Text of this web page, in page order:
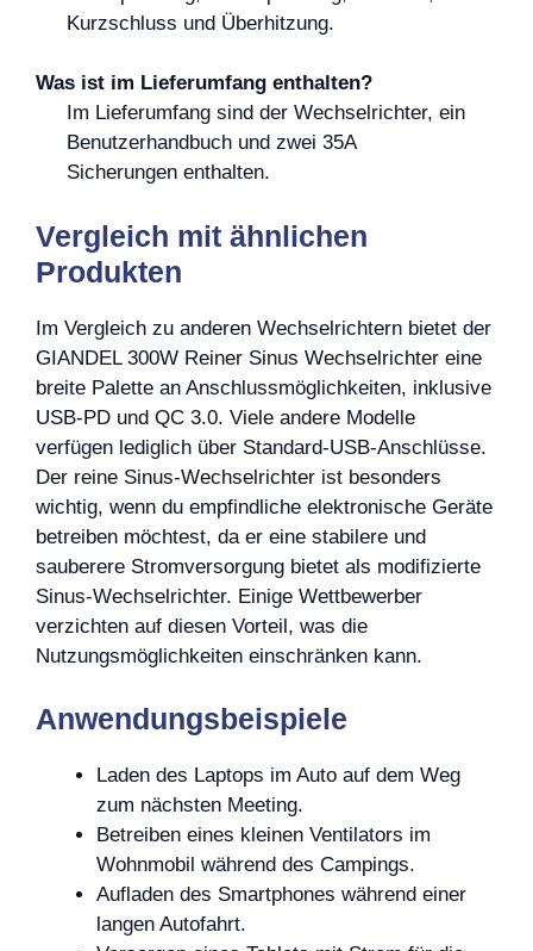
Kurzschluss und Überhitzung.
Was ist im Lieferumfang enthalten?
Im Lieferumfang sind der Wechselrichter, ein
Benutzerhandbuch und zwei 35A
Sicherungen enthalten.
Vergleich mit ähnlichen
Produkten
Im Vergleich zu anderen Wechselrichtern bietet der
GIANDEL 300W Reiner Sinus Wechselrichter eine
breite Palette an Anschlussmöglichkeiten, inklusive
USB-PD und QC 3.0. Viele andere Modelle
verfügen lediglich über Standard-USB-Anschlüsse.
Der reine Sinus-Wechselrichter ist besonders
wichtig, wenn du empfindliche elektronische Geräte
betreiben möchtest, da er eine stabilere und
sauberere Stromversorgung bietet als modifizierte
Sinus-Wechselrichter. Einige Wettbewerber
verzichten auf diesen Vorteil, was die
Nutzungsmöglichkeiten einschränken kann.
Anwendungsbeispiele
Laden des Laptops im Auto auf dem Weg
zum nächsten Meeting.
Betreiben eines kleinen Ventilators im
Wohnmobil während des Campings.
Aufladen des Smartphones während einer
langen Autofahrt.